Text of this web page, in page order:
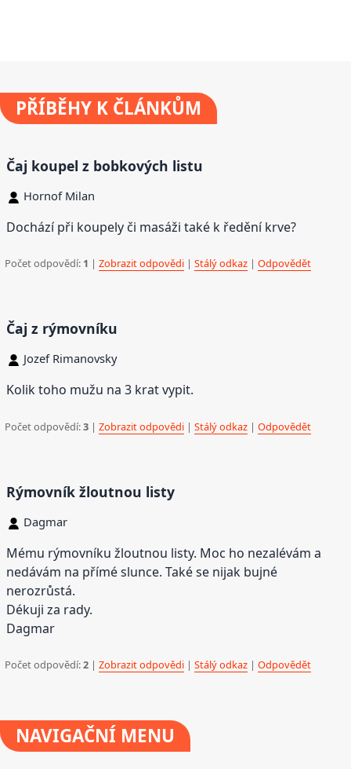
PŘÍBĚHY K ČLÁNKŮM
Čaj koupel z bobkových listu
Hornof Milan
Dochází při koupely či masáži také k ředění krve?
Počet odpovědí: 1 |Zobrazit odpovědi |Stálý odkaz |Odpovědět
Čaj z rýmovníku
Jozef Rimanovsky
Kolik toho mužu na 3 krat vypit.
Počet odpovědí:3 |Zobrazit odpovědi |Stálý odkaz |Odpovědět
Rýmovník žloutnou listy
Dagmar
Mému rýmovníku žloutnou listy. Moc ho nezalévám a
nedávám na přímé slunce. Také se nijak bujné
nerozrůstá.
Dékuji za rady.
Dagmar
Počet odpovědí:2 |Zobrazit odpovědi |Stálý odkaz |Odpovědět
NAVIGAČNÍ MENU